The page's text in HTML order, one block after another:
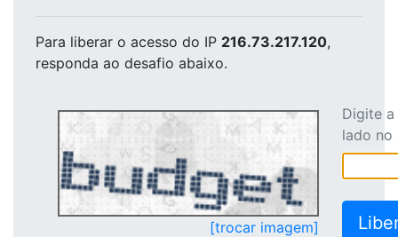
Para liberar o acesso do IP 216.73.217.120,
responda ao desafio abaixo.
[trocar imagem]
Digite
lado no